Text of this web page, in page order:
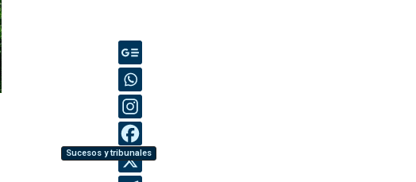
Sucesos y tribunales